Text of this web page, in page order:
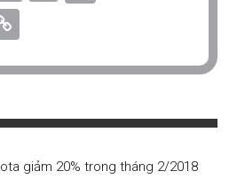
giảm 20% trong tháng 2/2018